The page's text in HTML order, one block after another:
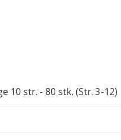
10 str. - 80 stk. (Str. 3-12)